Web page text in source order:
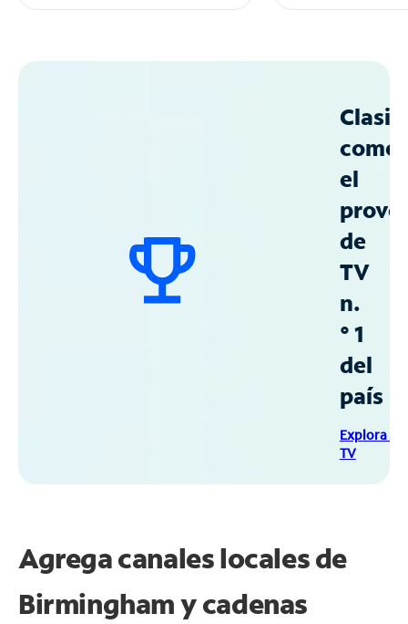
como
el
de
TV
n.
° 1
del
país
Explora
TV
Agrega canales locales de
Birmingham y cadenas